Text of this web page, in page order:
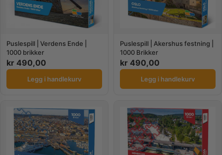
Puslespill | Verdens Ende |
1000 brikker
kr 490,00
Legg i handlekurv
Puslespill | Akershus festning |
1000 Brikker
kr 490,00
Legg i handlekurv